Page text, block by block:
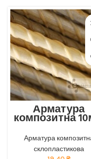
Арматура
композитна
довговічність:
композитна арматура
Арматура
склопластикова